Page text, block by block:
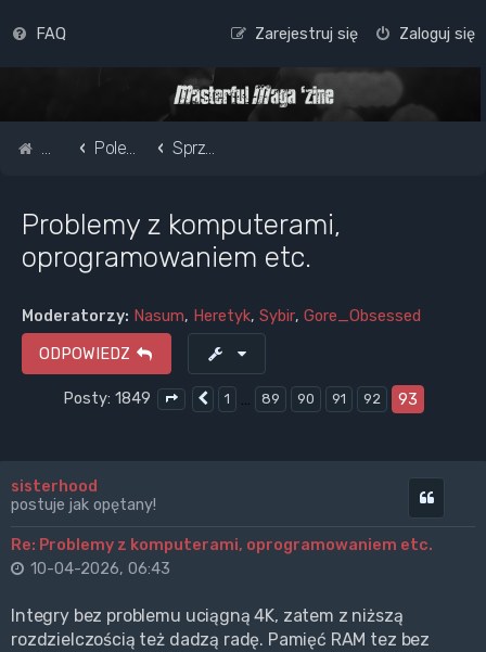
FAQ Zaloguj się
Zarejestruj się
Strona główna
Pole do popisu... Sprzęt - instrumenty, audio, komputery, telefony, CDs, LPs, kasety
Problemy z komputerami,
oprogramowaniem etc.
Moderatorzy: Nasum, Heretyk, Sybir, Gore_Obsessed
ODPOWIEDZ
Posty: 1849 Strona93z 93
Poprzednia
1 … 89 90 91 92 93
sisterhood
postuje jak opętany!
Re: Problemy z komputerami, oprogramowaniem etc.
10-04-2026, 06:43
Integry bez problemu uciągną 4K, zatem z niższą
rozdzielczością też dadzą radę. Pamięć RAM tez bez